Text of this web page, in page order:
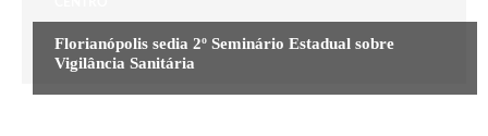
Florianópolis sedia 2º Seminário Estadual sobre
Vigilância Sanitária